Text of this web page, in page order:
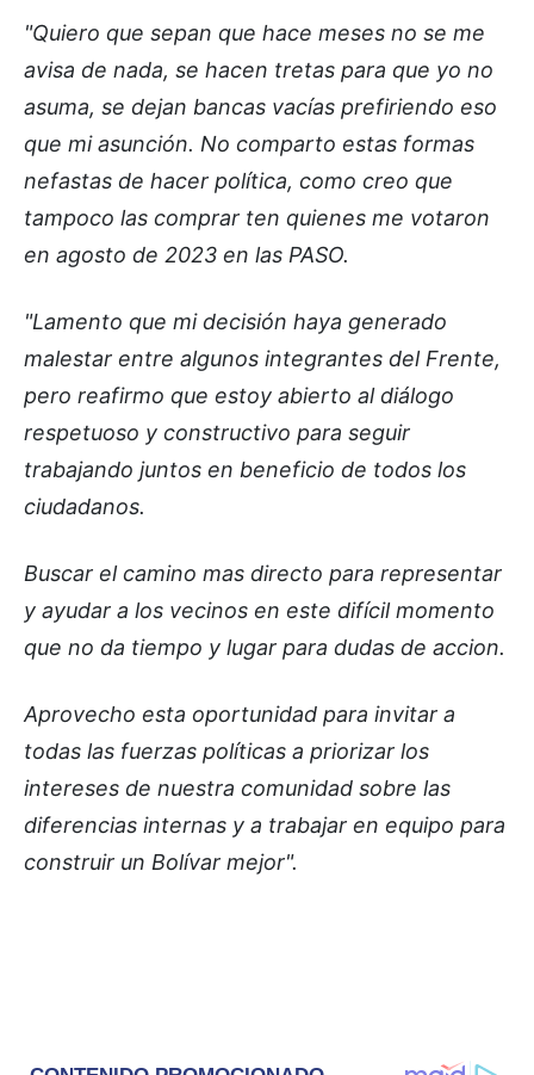
"Quiero que sepan que hace meses no se me
avisa de nada, se hacen tretas para que yo no
asuma, se dejan bancas vacías prefiriendo eso
que mi asunción. No comparto estas formas
nefastas de hacer política, como creo que
tampoco las comprar ten quienes me votaron
en agosto de 2023 en las PASO.
"Lamento que mi decisión haya generado
malestar entre algunos integrantes del Frente,
pero reafirmo que estoy abierto al diálogo
respetuoso y constructivo para seguir
trabajando juntos en beneficio de todos los
ciudadanos.
Buscar el camino mas directo para representar
y ayudar a los vecinos en este difícil momento
que no da tiempo y lugar para dudas de accion.
Aprovecho esta oportunidad para invitar a
todas las fuerzas políticas a priorizar los
intereses de nuestra comunidad sobre las
diferencias internas y a trabajar en equipo para
construir un Bolívar mejor".